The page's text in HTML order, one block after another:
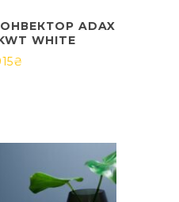
ADAX
WHITE
₴